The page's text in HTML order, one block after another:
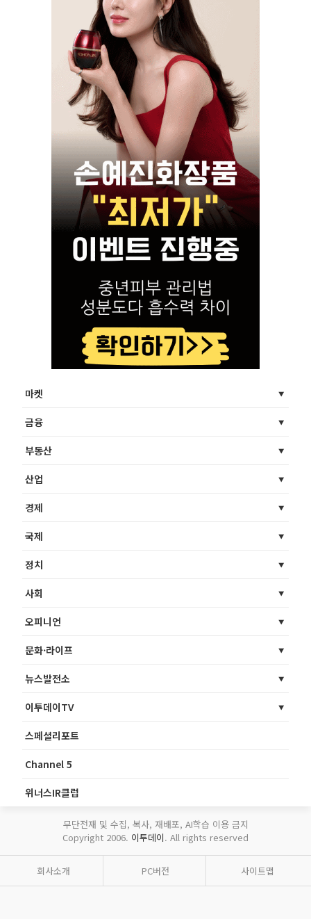
마켓
금융
부동산
산업
경제
국제
정치
사회
오피니언
문화·라이프
뉴스발전소
이투데이TV
스페셜리포트
Channel 5
위너스IR클럽
무단전재 및 수집, 복사, 재배포, AI학습 이용 금지
Copyright 2006. 이투데이. All rights reserved
회사소개 PC버전 사이트맵